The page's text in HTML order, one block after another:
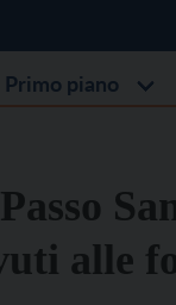
Primo piano
alle